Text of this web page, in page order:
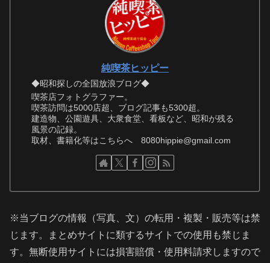
純喫茶ヒッピー
◆昭和探しの全国放浪ブログ◆
喫茶店フォトグラファー。
喫茶訪問は5000店超、ブログ記事も5300超。
建造物、公園遊具、大衆食堂、看板など、昭和が残る
風景の記録。
取材、書籍化等はこちらへ 8080hippie@gmail.com
※当ブログの情報（写真、文）の転用・複製・販売等は禁
じます。まとめサイトに類するサイトでの使用も禁じま
す。無断使用サイトには損害賠償・使用料請求しますので